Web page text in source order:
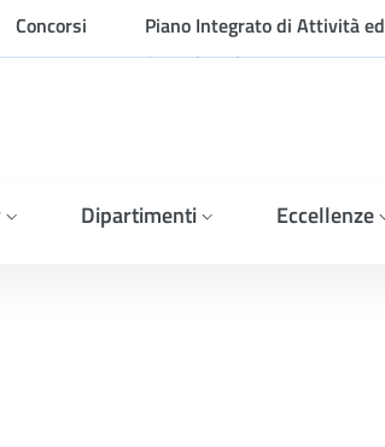
Concorsi
Piano Integrato di Attività ed
Organizzazione
Dipartimenti Eccellenze